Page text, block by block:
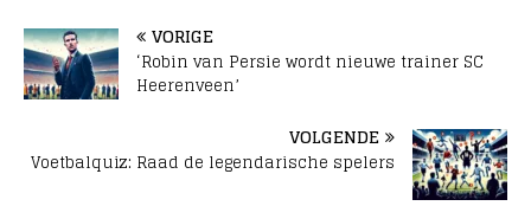
VORIGE
‘Robin van Persie wordt nieuwe trainer SC
Heerenveen’
VOLGENDE
Voetbalquiz: Raad de legendarische spelers